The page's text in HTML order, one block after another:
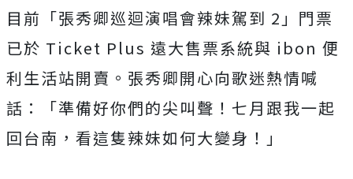
目前「張秀卿巡迴演唱會辣妹駕到 2 」門票
已於 Ticket Plus 遠大售票系統與 ibon 便
利生活站開賣。張秀卿開心向歌迷熱情喊
話：「準備好你們的尖叫聲！七月跟我一起
回台南， 看這隻辣妹如何大變身！」